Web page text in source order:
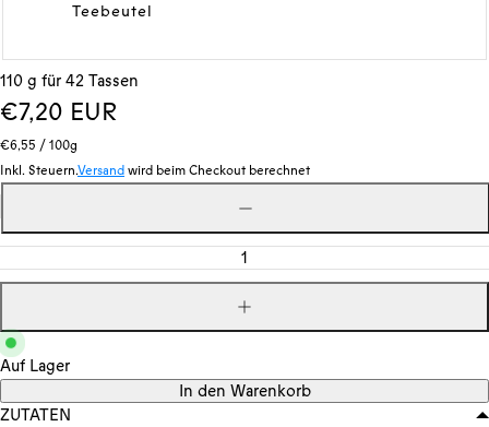
Teebeutel
110 g für 42 Tassen
Regulärer
Preis
€7,20 EUR
Stückpreis
€6,55 /pro
100g
Inkl. Steuern.Versandwird beim Checkout berechnet
Menge
Menge
Menge
Auf Lager
In den Warenkorb
ZUTATEN